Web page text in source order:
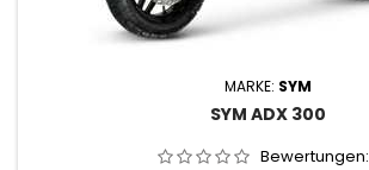
MARKE: SYM
SYM ADX 300
Bewertungen: